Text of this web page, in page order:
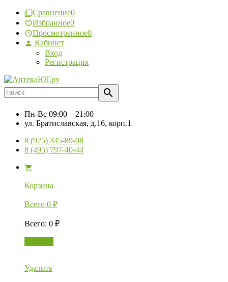
Сравнение0
Избранное0
Просмотренное0
Кабинет
Вход
Регистрация
Пн-Вс 09:00—21:00
ул. Братиславская, д.16, корп.1
8 (925) 345-89-08
8 (495) 797-40-44
Корзина
Всего 0 ₽
Всего: 0 ₽
Удалить